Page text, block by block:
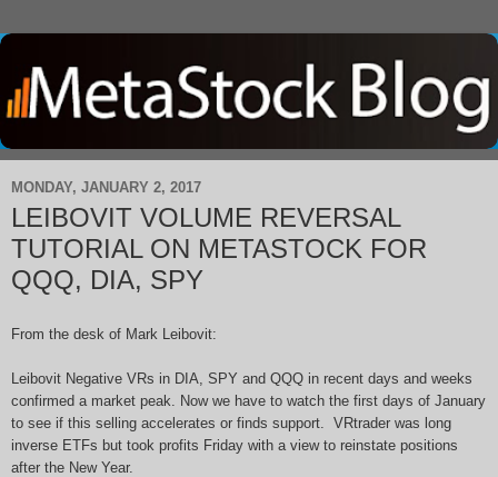
MONDAY, JANUARY 2, 2017
LEIBOVIT VOLUME REVERSAL
TUTORIAL ON METASTOCK FOR
QQQ, DIA, SPY
From the desk of Mark Leibovit:
Leibovit Negative VRs in DIA, SPY and QQQ in recent days and weeks
confirmed a market peak. Now we have to watch the first days of January
to see if this selling accelerates or finds support. VRtrader was long
inverse ETFs but took profits Friday with a view to reinstate positions
after the New Year.